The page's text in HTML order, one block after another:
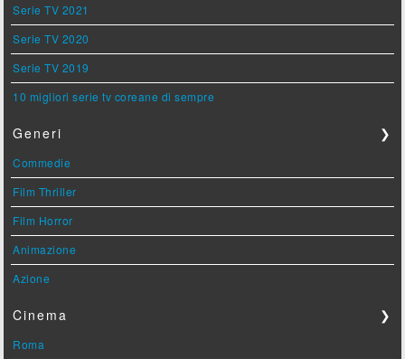
Serie TV 2021
Serie TV 2020
Serie TV 2019
10 migliori serie tv coreane di sempre
Generi ❯
Commedie
Film Thriller
Film Horror
Animazione
Azione
Cinema ❯
Roma